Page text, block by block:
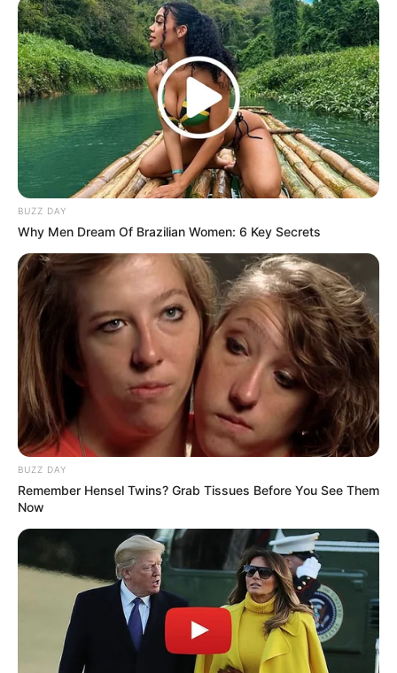
BUZZ DAY
Why Men Dream Of Brazilian Women: 6 Key Secrets
BUZZ DAY
Remember Hensel Twins? Grab Tissues Before You See Them
Now